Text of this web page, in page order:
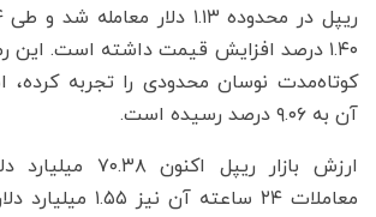
۱.۴۰ درصد افزایش قیمت داشته است. این
کوتاه‌مدت نوسان محدودی را تجربه کرده،
آن به ۹.۰۶ درصد رسیده است.
ارزش بازار ریپل
معاملات ۲۴ ساعته